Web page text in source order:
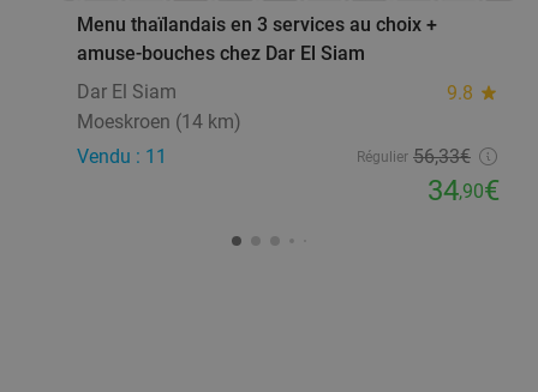
Menu thaïlandais en 3 services au choix +
amuse-bouches chez Dar El Siam
Dar El Siam
9.8 star
Moeskroen (14 km)
Vendu : 11
Régulier 56,33€
34,90€